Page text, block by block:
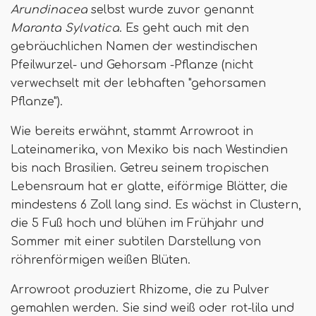
Arundinacea selbst wurde zuvor genannt
Maranta Sylvatica. Es geht auch mit den
gebräuchlichen Namen der westindischen
Pfeilwurzel- und Gehorsam -Pflanze (nicht
verwechselt mit der lebhaften "gehorsamen
Pflanze").
Wie bereits erwähnt, stammt Arrowroot in
Lateinamerika, von Mexiko bis nach Westindien
bis nach Brasilien. Getreu seinem tropischen
Lebensraum hat er glatte, eiförmige Blätter, die
mindestens 6 Zoll lang sind. Es wächst in Clustern,
die 5 Fuß hoch und blühen im Frühjahr und
Sommer mit einer subtilen Darstellung von
röhrenförmigen weißen Blüten.
Arrowroot produziert Rhizome, die zu Pulver
gemahlen werden. Sie sind weiß oder rot-lila und